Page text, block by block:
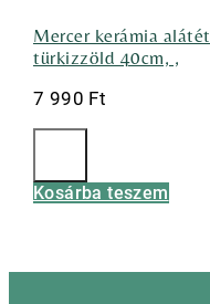
Mercer kerámia alátét
türkizzöld 40cm, ,
7 990 Ft
Kosárba teszem